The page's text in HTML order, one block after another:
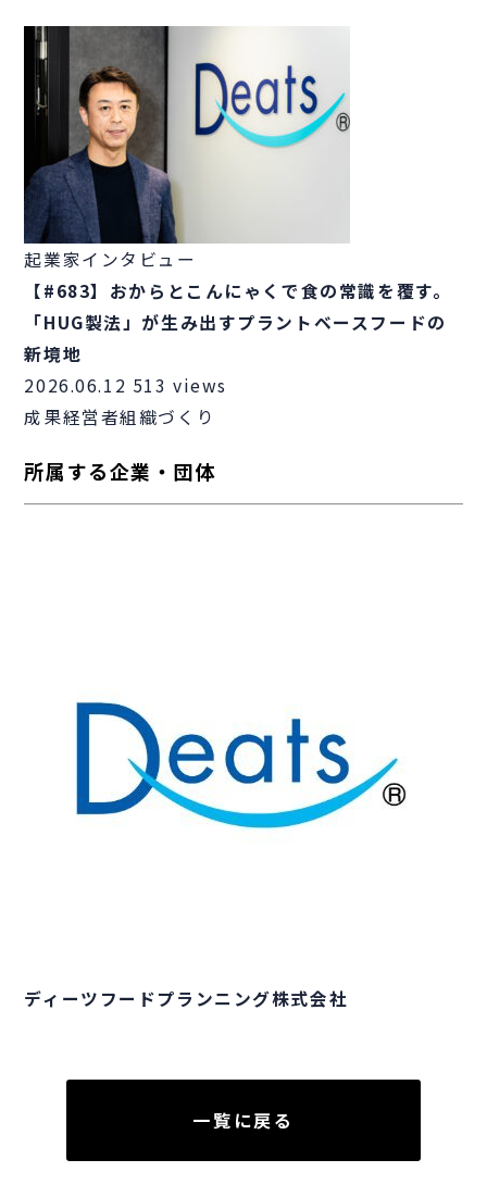
起業家インタビュー
【#683】おからとこんにゃくで食の常識を覆す。
「HUG製法」が生み出すプラントベースフードの
新境地
2026.06.12 513 views
成果経営者組織づくり
所属する企業・団体
ディーツフードプランニング株式会社
一覧に戻る